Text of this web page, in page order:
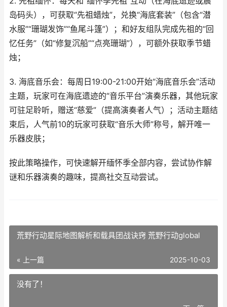
岛码头），可获取“先祖蜡烛”，兑换“海底套装”（包含“潜
水服”“珊瑚发饰”“鱼尾斗篷”）；和好友组队完成先祖的“回
忆任务”（如“修复沉船”“点亮珊瑚”），可额外获取季节蜡
烛；
3. 海底音乐会：每周日19:00-21:00开始“海底音乐会”活动
主题，玩家可在海底遗迹的“音乐平台”演奏乐器，其他玩家
可驻足聆听，赠送“慈爱”（提高演奏者人气）；活动主题结
束后，人气前10的玩家可获取“音乐大师”称号，解开唯一
乐器皮肤；
按此策略操作，可快速解开缅怀季全部内容，尝试协作解
谜和乐器演奏的趣味，提高社交互动尝试。
荒野行动星际地图解析和载具团战诀窍 荒野行动global
« 上一篇 2025-10-03
没有了！